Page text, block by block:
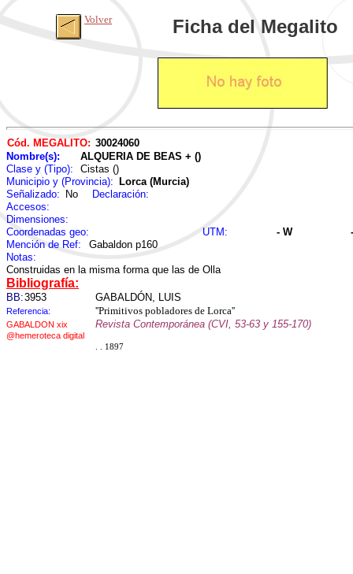
Volver Ficha del Megalito
Cód. MEGALITO: 30024060
Nombre(s):
ALQUERIA DE BEAS + ()
Clase y (Tipo):
Cistas ()
Municipio y (Provincia):
Lorca (Murcia)
Señalizado:
No
Declaración:
Accesos:
Dimensiones:
Coordenadas geo:
UTM: - W
Mención de Ref:
Gabaldon p160
Notas:
Construidas en la misma forma que las de Olla
Bibliografía:
BB:3953 GABALDÓN, LUIS
Referencia: ''Primitivos pobladores de Lorca''
GABALDON xix Revista Contemporánea (CVI, 53-63 y 155-170)
@hemeroteca digital
. . 1897